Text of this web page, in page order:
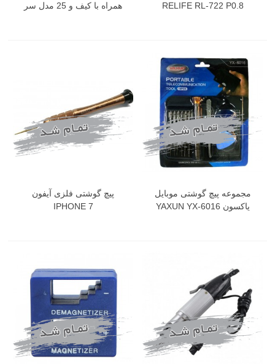
RELIFE RL-722 P0.8
همراه با کیف و 25 مدل سر
مجموعه پیچ گوشتی موبایل
یاکسون YAXUN YX-6016
پیچ گوشتی فلزی آیفون
IPHONE 7